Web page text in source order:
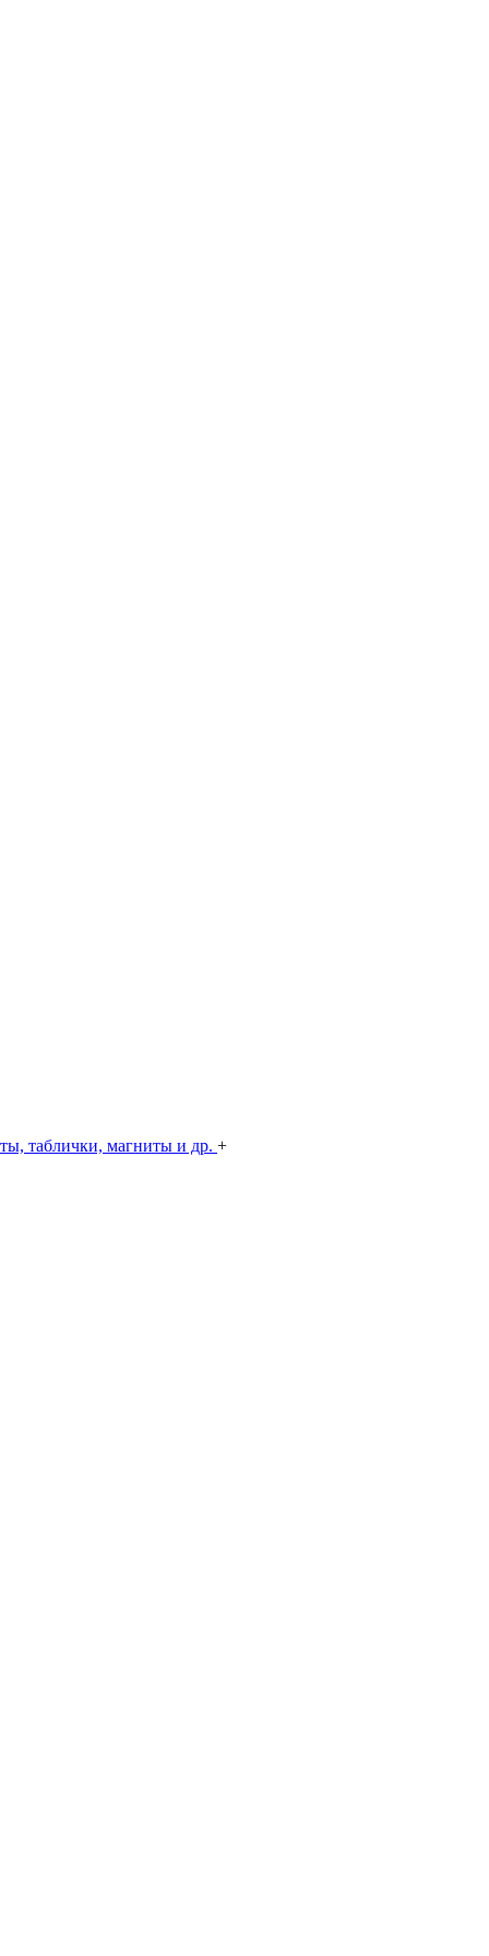
таблички, магниты и др. +